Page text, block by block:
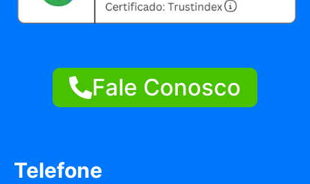
Fale Conosco
Telefone